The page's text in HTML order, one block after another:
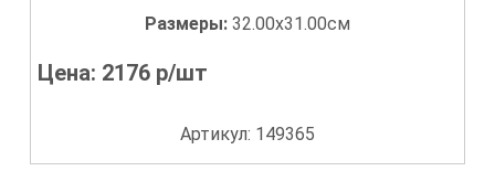
Размеры: 32.00x31.00см
Цена: 2176 р/шт
Артикул: 149365